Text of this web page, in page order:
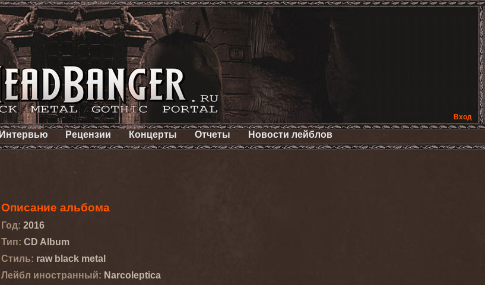
Вход
Интервью Рецензии Концерты Отчеты Новости лейблов
Описание альбома
Год: 2016
Тип: CD Album
Стиль: raw black metal
Лейбл иностранный: Narcoleptica